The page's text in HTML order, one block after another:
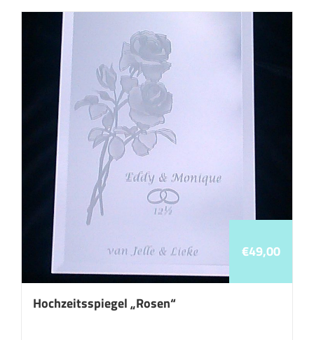
Hochzeitsspiegel „Rosen“
€49,00